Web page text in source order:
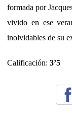
formada por
vivido en ese
inolvidables de su
Calificación: 3’5